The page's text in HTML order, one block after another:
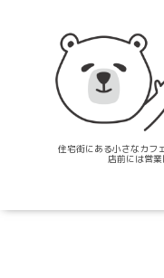
住宅街にある小さなカフ
店前には営